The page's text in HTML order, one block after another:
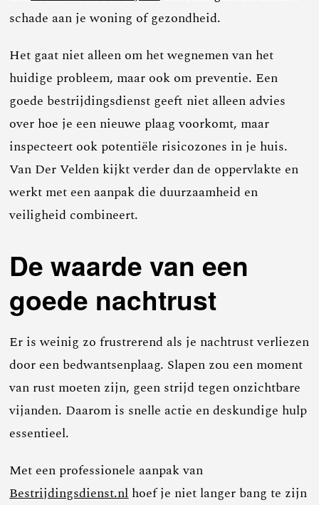
schade aan je woning of gezondheid.
Het gaat niet alleen om het wegnemen van het
huidige probleem, maar ook om preventie. Een
goede bestrijdingsdienst geeft niet alleen advies
over hoe je een nieuwe plaag voorkomt, maar
inspecteert ook potentiële risicozones in je huis.
Van Der Velden kijkt verder dan de oppervlakte en
werkt met een aanpak die duurzaamheid en
veiligheid combineert.
De waarde van een
goede nachtrust
Er is weinig zo frustrerend als je nachtrust verliezen
door een bedwantsenplaag. Slapen zou een moment
van rust moeten zijn, geen strijd tegen onzichtbare
vijanden. Daarom is snelle actie en deskundige hulp
essentieel.
Met een professionele aanpak van
Bestrijdingsdienst.nlhoef je niet langer bang te zijn